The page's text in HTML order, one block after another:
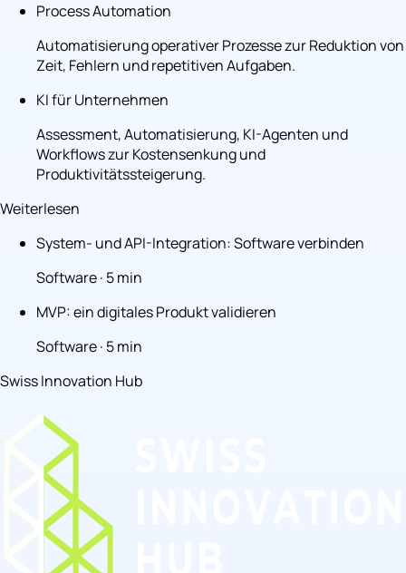
Process Automation
Automatisierung operativer Prozesse zur Reduktion von
Zeit, Fehlern und repetitiven Aufgaben.
KI für Unternehmen
Assessment, Automatisierung, KI-Agenten und
Workflows zur Kostensenkung und
Produktivitätssteigerung.
Weiterlesen
System- und API-Integration: Software verbinden
Software · 5 min
MVP: ein digitales Produkt validieren
Software · 5 min
Swiss Innovation Hub